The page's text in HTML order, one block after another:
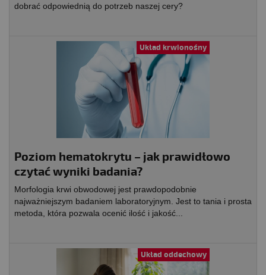
dobrać odpowiednią do potrzeb naszej cery?
Układ krwionośny
Poziom hematokrytu – jak prawidłowo
czytać wyniki badania?
Morfologia krwi obwodowej jest prawdopodobnie
najważniejszym badaniem laboratoryjnym. Jest to tania i prosta
metoda, która pozwala ocenić ilość i jakość...
Układ oddechowy